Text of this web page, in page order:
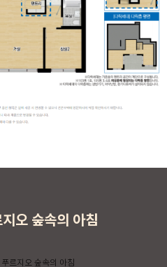
오 숲속의 아침
르지오 숲속의 아침